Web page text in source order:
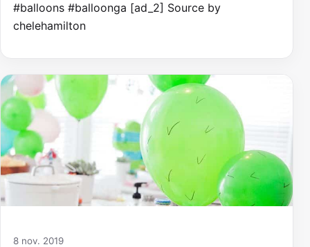
#balloons #balloonga [ad_2] Source by
chelehamilton
8 nov. 2019